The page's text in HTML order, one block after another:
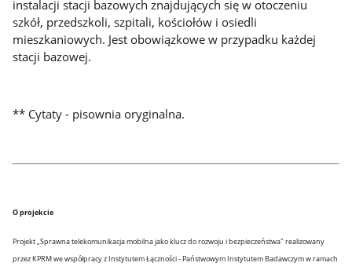
instalacji stacji bazowych znajdujących się w otoczeniu
szkół, przedszkoli, szpitali, kościołów i osiedli
mieszkaniowych. Jest obowiązkowe w przypadku każdej
stacji bazowej.
** Cytaty - pisownia oryginalna.
O projekcie
Projekt „Sprawna telekomunikacja mobilna jako klucz do rozwoju i bezpieczeństwa" realizowany
przez KPRM we współpracy z Instytutem Łączności - Państwowym Instytutem Badawczym w ramach